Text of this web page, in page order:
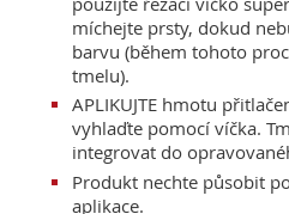
míchejte prsty, dokud
barvu (během tohoto
tmelu).
APLIKUJTE hmotu
vyhlaďte pomocí víčka.
integrovat do
Produkt nechte působit
aplikace.